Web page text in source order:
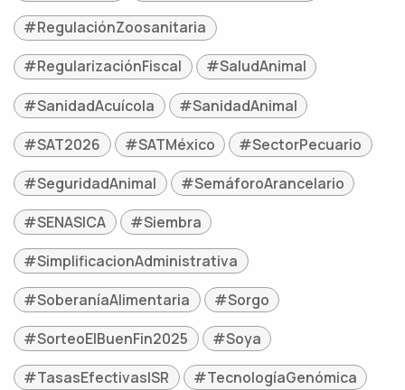
#RegulaciónZoosanitaria
#RegularizaciónFiscal
#SaludAnimal
#SanidadAcuícola
#SanidadAnimal
#SAT2026
#SATMéxico
#SectorPecuario
#SeguridadAnimal
#SemáforoArancelario
#SENASICA
#Siembra
#SimplificacionAdministrativa
#SoberaníaAlimentaria
#Sorgo
#SorteoElBuenFin2025
#Soya
#TasasEfectivasISR
#TecnologíaGenómica